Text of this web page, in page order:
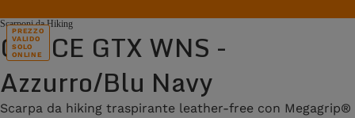
PREZZO
VALIDO
SOLO
ONLINE
Scarponi da Hiking
CIRCE GTX WNS -
Azzurro/Blu Navy
Scarpa da hiking traspirante leather-free con Megagrip®